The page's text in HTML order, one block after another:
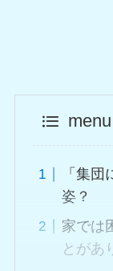
menu
「集
姿？
家では
とがあ